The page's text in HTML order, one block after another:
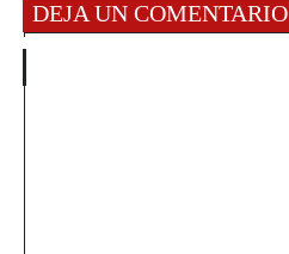
DEJA UN COMENTARIO